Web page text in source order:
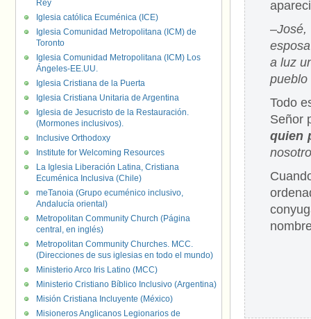
–
a luz
pueblo
Todo
Señor
quien
Rey
Iglesia católica Ecuménica (ICE)
Iglesia Comunidad Metropolitana (ICM) de
Toronto
Iglesia Comunidad Metropolitana (ICM) Los
Ángeles-EE.UU.
Iglesia Cristiana de la Puerta
Iglesia Cristiana Unitaria de Argentina
Iglesia de Jesucristo de la Restauración.
(Mormones inclusivos).
Inclusive Orthodoxy
Institute for Welcoming Resources
La Iglesia Liberación Latina, Cristiana
Ecuménica Inclusiva (Chile)
meTanoia (Grupo ecuménico inclusivo,
Andalucía oriental)
Metropolitan Community Church (Página
central, en inglés)
Metropolitan Community Churches. MCC.
(Direcciones de sus iglesias en todo el mundo)
Ministerio Arco Iris Latino (MCC)
Ministerio Cristiano Bíblico Inclusivo (Argentina)
Misión Cristiana Incluyente (México)
Misioneros Anglicanos Legionarios de